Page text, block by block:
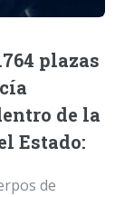
plazas
de la
Estado:
de